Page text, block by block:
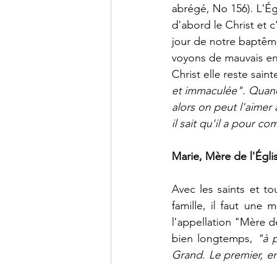
abrégé, No 156).
d'abord le Christ et
jour de notre
voyons de mauvais
Christ elle reste
et immaculée".
alors on peut l'aimer
il sait qu'il a pour
Marie, Mère de
Avec les saints et
famille, il faut une
l'appellation "Mère
bien longtemps, "à
Grand. Le premier,